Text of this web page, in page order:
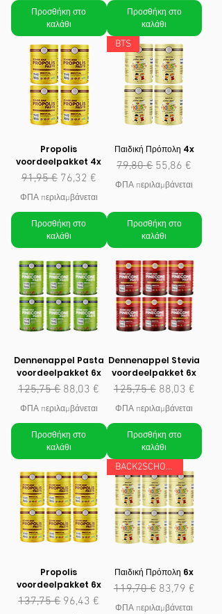
Προσθήκη στο
καλάθι
Προσθήκη στο
καλάθι
Propolis
voordeelpakket 4x
Κανονική τιμή
91,95 € Τιμή Έκπτωσης
76,32 €
ΦΠΑ περιλαμβάνεται
Προσθήκη στο
καλάθι
BTS
Παιδική Πρόπολη 4x
Κανονική τιμή
79,80 € Τιμή
55,86 €
ΦΠΑ περιλαμβάνεται
Προσθήκη στο
καλάθι
Dennenappel Pasta
voordeelpakket 6x
Κανονική τιμή
125,75 € Τιμή Έκπτωσης
88,03 €
ΦΠΑ περιλαμβάνεται
Προσθήκη στο
καλάθι
Dennenappel Stevia
voordeelpakket 6x
Κανονική τιμή
125,75 € Τιμή
88,03 €
ΦΠΑ περιλαμβάνεται
Προσθήκη στο
καλάθι
Propolis
voordeelpakket 6x
Κανονική τιμή
137,75 € Τιμή Έκπτωσης
96,43 €
BACK2SCHOOL
Παιδική Πρόπολη 6x
Κανονική τιμή
119,70 € Τιμή
83,79 €
ΦΠΑ περιλαμβάνεται